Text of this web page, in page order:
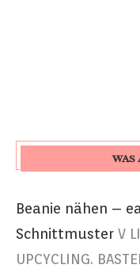
WAS
Beanie nähen –
Schnittmuster V
UPCYCLING.